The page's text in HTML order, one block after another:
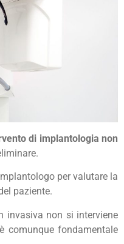
di implantologia non
per valutare la
paziente.
invasiva non si interviene
comunque fondamentale